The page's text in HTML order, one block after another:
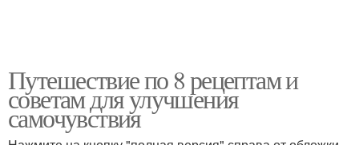
Путешествие по 8 рецептам и
советам для улучшения
самочувствия